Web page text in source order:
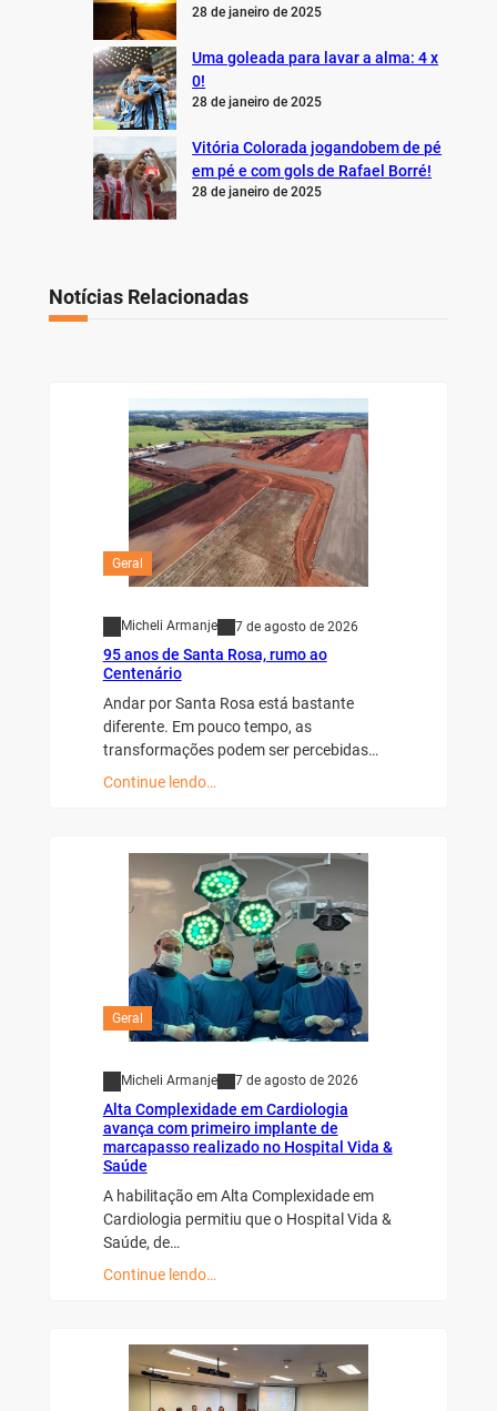
28 de janeiro de 2025
Uma goleada para lavar a alma: 4 x
0!
28 de janeiro de 2025
Vitória Colorada jogandobem de pé
em pé e com gols de Rafael Borré!
28 de janeiro de 2025
Notícias Relacionadas
Geral
Micheli Armanje 7 de agosto de 2026
95 anos de Santa Rosa, rumo ao
Centenário
Andar por Santa Rosa está bastante
diferente. Em pouco tempo, as
transformações podem ser percebidas…
Continue lendo…
Geral
Micheli Armanje 7 de agosto de 2026
Alta Complexidade em Cardiologia
avança com primeiro implante de
marcapasso realizado no Hospital Vida &
Saúde
A habilitação em Alta Complexidade em
Cardiologia permitiu que o Hospital Vida &
Saúde, de…
Continue lendo…